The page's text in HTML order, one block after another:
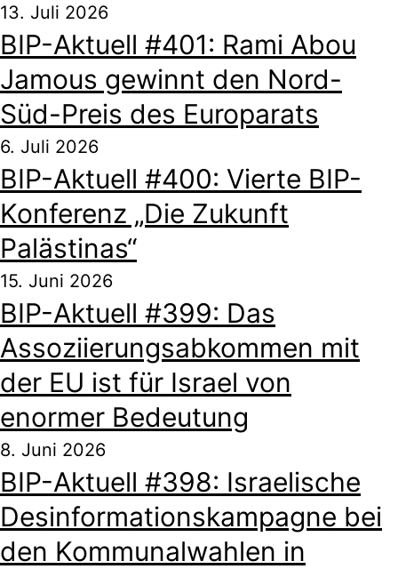
13. Juli 2026
BIP-Aktuell #401: Rami Abou
Jamous gewinnt den Nord-
Süd-Preis des Europarats
6. Juli 2026
BIP-Aktuell #400: Vierte BIP-
Konferenz „Die Zukunft
Palästinas“
15. Juni 2026
BIP-Aktuell #399: Das
Assoziierungsabkommen mit
der EU ist für Israel von
enormer Bedeutung
8. Juni 2026
BIP-Aktuell #398: Israelische
Desinformationskampagne bei
den Kommunalwahlen in